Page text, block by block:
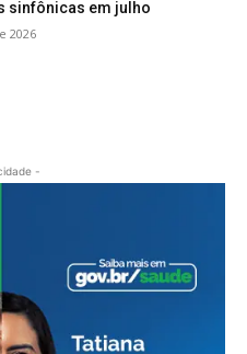
sinfônicas em julho
2026
-